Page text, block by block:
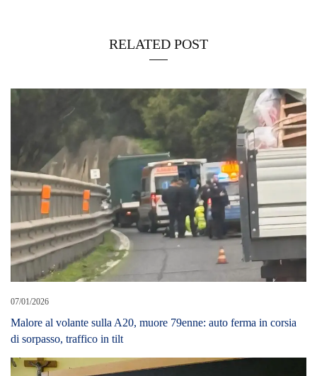
RELATED POST
07/01/2026
Malore al volante sulla A20, muore 79enne: auto ferma in corsia
di sorpasso, traffico in tilt